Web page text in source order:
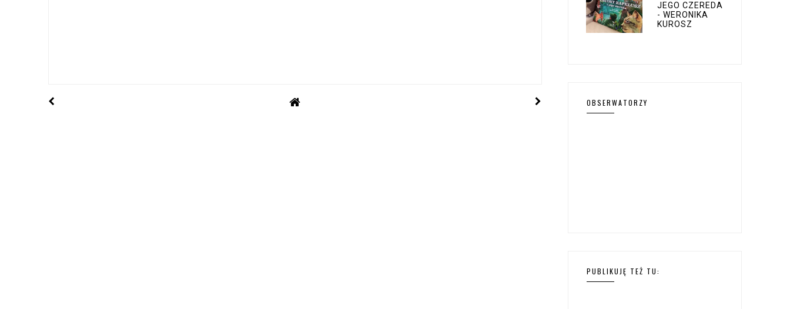
JEGO CZEREDA
- WERONIKA
KUROSZ
OBSERWATORZY
PUBLIKUJĘ TEŻ TU: